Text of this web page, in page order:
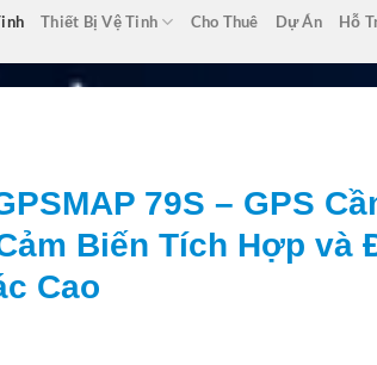
Thiết Bị Vệ Tinh Cho Thuê Dự Án Hỗ
79S – GPS
Biến Tích Hợp và
Cao